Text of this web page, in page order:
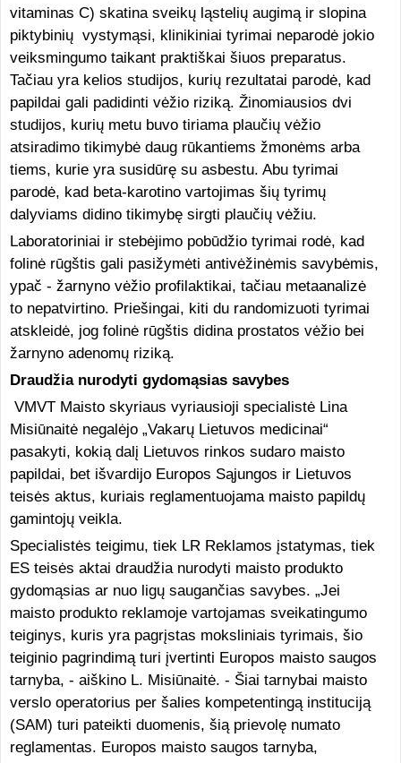
vitaminas C) skatina sveikų ląstelių augimą ir slopina
piktybinių vystymąsi, klinikiniai tyrimai neparodė jokio
veiksmingumo taikant praktiškai šiuos preparatus.
Tačiau yra kelios studijos, kurių rezultatai parodė, kad
papildai gali padidinti vėžio riziką. Žinomiausios dvi
studijos, kurių metu buvo tiriama plaučių vėžio
atsiradimo tikimybė daug rūkantiems žmonėms arba
tiems, kurie yra susidūrę su asbestu. Abu tyrimai
parodė, kad beta-karotino vartojimas šių tyrimų
dalyviams didino tikimybę sirgti plaučių vėžiu.
Laboratoriniai ir stebėjimo pobūdžio tyrimai rodė, kad
folinė rūgštis gali pasižymėti antivėžinėmis savybėmis,
ypač - žarnyno vėžio profilaktikai, tačiau metaanalizė
to nepatvirtino. Priešingai, kiti du randomizuoti tyrimai
atskleidė, jog folinė rūgštis didina prostatos vėžio bei
žarnyno adenomų riziką.
Draudžia nurodyti gydomąsias savybes
VMVT Maisto skyriaus vyriausioji specialistė Lina
Misiūnaitė negalėjo „Vakarų Lietuvos medicinai“
pasakyti, kokią dalį Lietuvos rinkos sudaro maisto
papildai, bet išvardijo Europos Sąjungos ir Lietuvos
teisės aktus, kuriais reglamentuojama maisto papildų
gamintojų veikla.
Specialistės teigimu, tiek LR Reklamos įstatymas, tiek
ES teisės aktai draudžia nurodyti maisto produkto
gydomąsias ar nuo ligų saugančias savybes. „Jei
maisto produkto reklamoje vartojamas sveikatingumo
teiginys, kuris yra pagrįstas moksliniais tyrimais, šio
teiginio pagrindimą turi įvertinti Europos maisto saugos
tarnyba, - aiškino L. Misiūnaitė. - Šiai tarnybai maisto
verslo operatorius per šalies kompetentingą instituciją
(SAM) turi pateikti duomenis, šią prievolę numato
reglamentas. Europos maisto saugos tarnyba,